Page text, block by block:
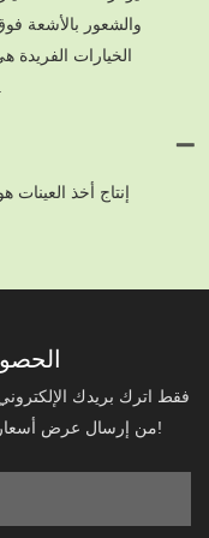
والشعور بالأشعة
الخيارات الفريدة
فقط اترك بريدك
من إرسال عرض أسعار مجاني لنا لمجموعة واسعة من التصاميم!